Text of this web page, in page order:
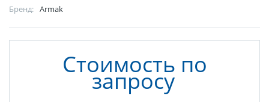
Бренд: Armak
Стоимость по
запросу